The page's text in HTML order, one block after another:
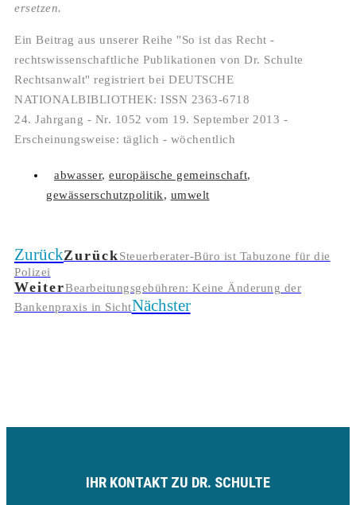
ersetzen.
Ein Beitrag aus unserer Reihe "So ist das Recht -
rechtswissenschaftliche Publikationen von Dr. Schulte
Rechtsanwalt" registriert bei DEUTSCHE
NATIONALBIBLIOTHEK: ISSN 2363-6718
24. Jahrgang - Nr. 1052 vom 19. September 2013 -
Erscheinungsweise: täglich - wöchentlich
abwasser, europäische gemeinschaft,
gewässerschutzpolitik, umwelt
ZurückZurückSteuerberater-Büro ist Tabuzone für die
Polizei
WeiterBearbeitungsgebühren: Keine Änderung der
Bankenpraxis in SichtNächster
IHR KONTAKT ZU DR. SCHULTE